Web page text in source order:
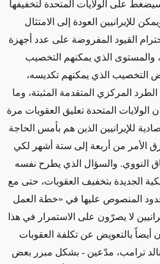
على الولايات المتحدة لتخفيفها
للإيرانيين العودة إلى الامتثال
من خلال احترام القيود المفروضة على عدد أجهزة
والمستوى الذي يمكنهم التخصيب
التخصيب الذي يمكنهم تكديسه،
المركزي المتقدمة المثبتة، وما
الولايات المتحدة تعليق العقوبات مرة
للإيرانيين الذين هم بأمس الحاجة
الأمر من أربعة إلى ستة أشهر لكي
النووي. والسؤال الذي يطرح نفسه
الجديدة بتخفيف العقوبات، حتى مع
المنصوص عليها في «خطة العمل
لا يصرّون على الاستمرار في هذا
بالتعويض عن تكلفة العقوبات
ترامب، مدّعين - بشكل مبرر بعض